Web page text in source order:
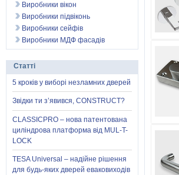
Виробники вікон
Виробники підвіконь
Виробники сейфів
Виробники МДФ фасадів
Статті
5 кроків у виборі незламних дверей
Звідки ти з’явився, CONSTRUCT?
CLASSICPRO – нова патентована
циліндрова платформа від MUL-T-
LOCK
TESA Universal – надійне рішення
для будь-яких дверей еваковиходів